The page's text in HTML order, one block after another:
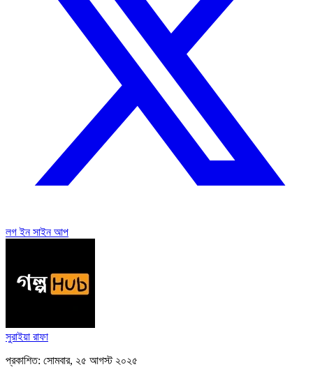
লগ ইনসাইন আপ
সুরাইয়া রাফা
প্রকাশিত: সোমবার, ২৫ আগস্ট ২০২৫